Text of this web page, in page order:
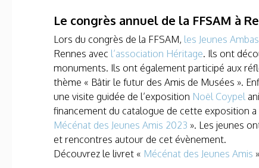
Le congrès annuel de la FFSAM à
Lors du congrès de la FFSAM, les Jeunes
Rennes avec l’association Héritage. Ils ont
monuments. Ils ont également participé aux
thème « Bâtir le futur des Amis de Musées ».
une visite guidée de l’exposition Noël Coypel
financement du catalogue de cette exposition
Mécénat des Jeunes Amis 2023 ». Les jeunes
et rencontres autour de cet évènement.
Découvrez le livret « Mécénat des Jeunes Amis